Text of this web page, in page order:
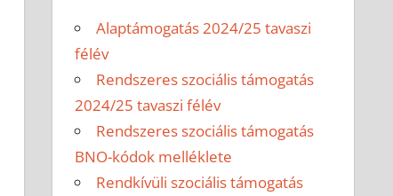
Alaptámogatás 2024/25 tavaszi
félév
Rendszeres szociális támogatás
2024/25 tavaszi félév
Rendszeres szociális támogatás
BNO-kódok melléklete
Rendkívüli szociális támogatás